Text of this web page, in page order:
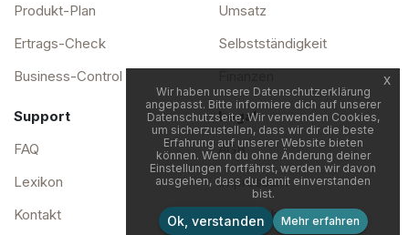
Produkt-Plan
Ertrags-Check
Business-Control
Umsatz
Selbstständigkeit
Support
FAQ
Lexikon
Kontakt
Legal
AGB
Impressum
Datenschutz
Wir haben unsere Datenschutzerklärung
angepasst. Bitte informiere dich auf unserer
Datenschutzseite. Wir verwenden Cookies,
um sicherzustellen, dass wir dir die beste
Erfahrung auf unserer Website bieten
können. Wenn du ohne Änderung deiner
Einstellungen fortfährst, werden wir davon
ausgehen, dass du damit einverstanden
bist.
Ok, verstanden Mehr erfahren
x